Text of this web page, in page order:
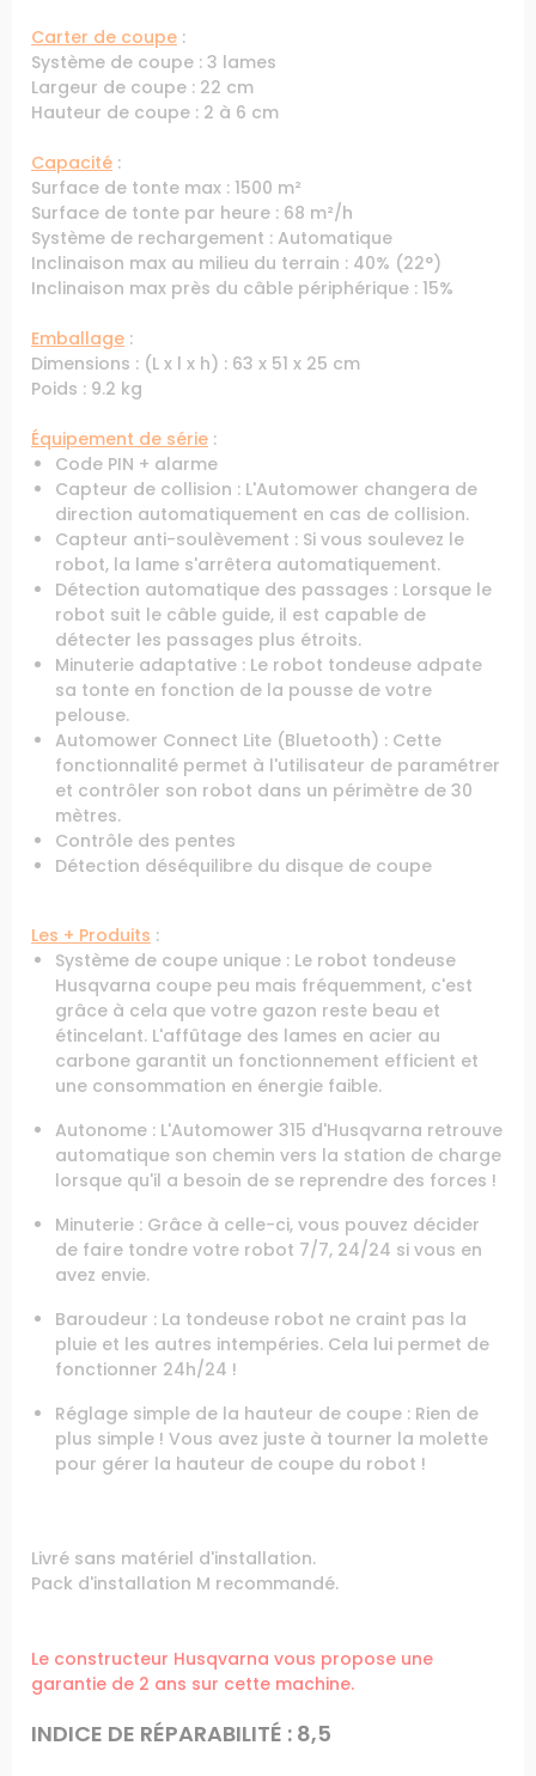
Carter de coupe :
Système de coupe : 3 lames
Largeur de coupe : 22 cm
Hauteur de coupe : 2 à 6 cm
Capacité :
Surface de tonte max : 1500 m²
Surface de tonte par heure : 68 m²/h
Système de rechargement : Automatique
Inclinaison max au milieu du terrain : 40% (22°)
Inclinaison max près du câble périphérique : 15%
Emballage :
Dimensions : (L x l x h) : 63 x 51 x 25 cm
Poids : 9.2 kg
Équipement de série :
Code PIN + alarme
Capteur de collision : L'Automower changera de
direction automatiquement en cas de collision.
Capteur anti-soulèvement : Si vous soulevez le
robot, la lame s'arrêtera automatiquement.
Détection automatique des passages : Lorsque le
robot suit le câble guide, il est capable de
détecter les passages plus étroits.
Minuterie adaptative : Le robot tondeuse adpate
sa tonte en fonction de la pousse de votre
pelouse.
Automower Connect Lite (Bluetooth) : Cette
fonctionnalité permet à l'utilisateur de paramétrer
et contrôler son robot dans un périmètre de 30
mètres.
Contrôle des pentes
Détection déséquilibre du disque de coupe
Les + Produits :
Système de coupe unique : Le robot tondeuse
Husqvarna coupe peu mais fréquemment, c'est
grâce à cela que votre gazon reste beau et
étincelant. L'affûtage des lames en acier au
carbone garantit un fonctionnement efficient et
une consommation en énergie faible.
Autonome : L'Automower 315 d'Husqvarna retrouve
automatique son chemin vers la station de charge
lorsque qu'il a besoin de se reprendre des forces !
Minuterie : Grâce à celle-ci, vous pouvez décider
de faire tondre votre robot 7/7, 24/24 si vous en
avez envie.
Baroudeur : La tondeuse robot ne craint pas la
pluie et les autres intempéries. Cela lui permet de
fonctionner 24h/24 !
Réglage simple de la hauteur de coupe : Rien de
plus simple ! Vous avez juste à tourner la molette
pour gérer la hauteur de coupe du robot !
Livré sans matériel d'installation.
Pack d'installation M recommandé.
Le constructeur Husqvarna vous propose une
garantie de 2 ans sur cette machine.
INDICE DE RÉPARABILITÉ : 8,5